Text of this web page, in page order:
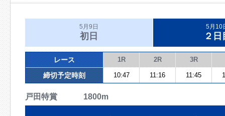
5月9日
初日
5月10
２日
レース 1R 2R 3R
締切予定時刻 10:47 11:16 11:45
戸田特賞 1800m